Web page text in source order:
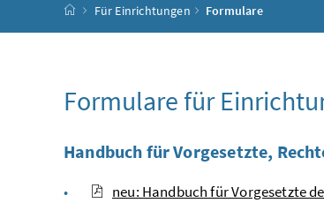
Startseite
Für Einrichtungen Formulare
Formulare für
Handbuch für Vorgesetzte,
neu: Handbuch für Vorgesetzte